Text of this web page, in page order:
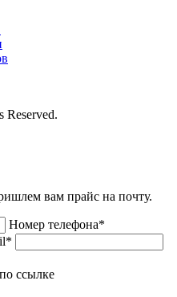
вам прайс на почту.
Номер телефона*
ссылке